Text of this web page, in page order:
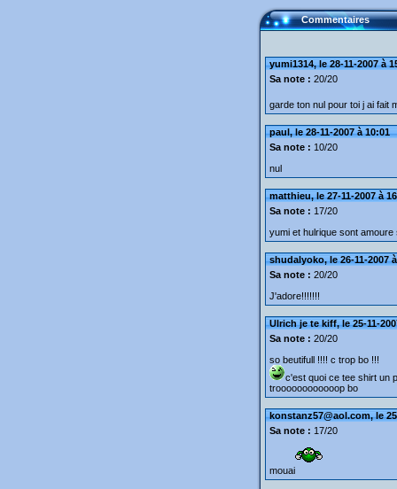
Commentaires
yumi1314, le 28-11-2007 à
Sa note : 20/20
garde ton nul pour toi j ai fait
paul, le 28-11-2007 à 10:01
Sa note : 10/20
nul
matthieu, le 27-11-2007 à
Sa note : 17/20
yumi et hulrique sont amoure
shudalyoko, le 26-11-2007 à
Sa note : 20/20
J'adore!!!!!!!
Ulrich je te kiff, le 25-11-
Sa note : 20/20
so beutifull !!!! c trop bo !!!
c'est quoi ce tee shirt un
troooooooooooop bo
konstanz57@aol.com, le
Sa note : 17/20
mouai